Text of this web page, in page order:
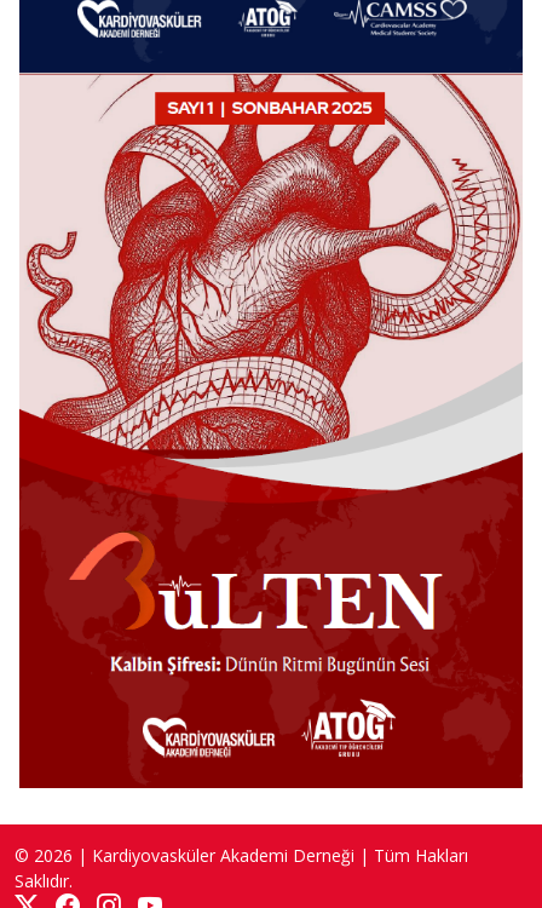
© 2026 | Kardiyovasküler Akademi Derneği | Tüm Hakları
Saklıdır.